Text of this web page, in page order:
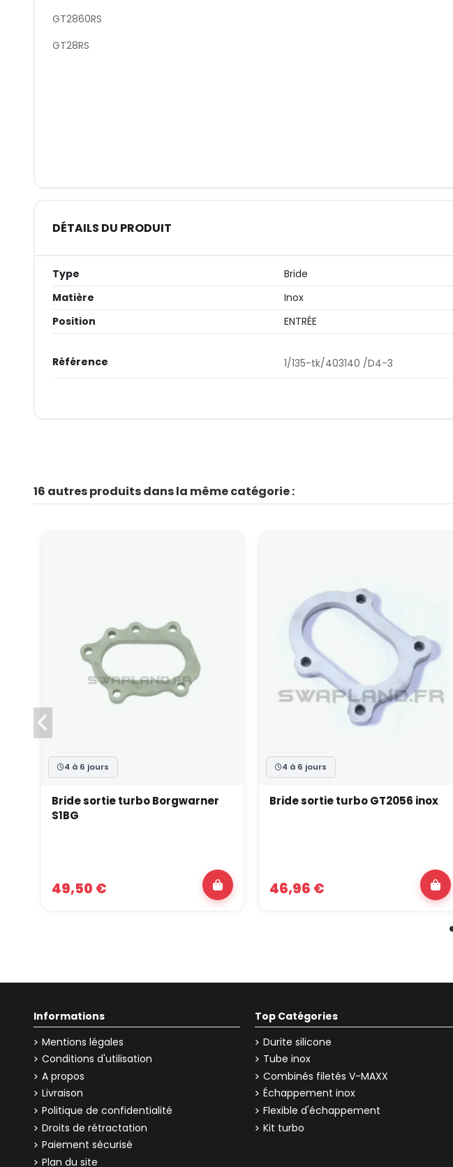
GT2860RS
GT28RS
DÉTAILS DU PRODUIT
Type
Bride
Matière
Inox
Position
ENTRÉE
Référence 1/135-tk/403140 /D4-3
16 autres produits dans la même catégorie :
4 à 6 jours
Bride sortie turbo Borgwarner
S1BG
49,50 €
4 à 6 jours
Bride sortie turbo GT2056 inox
46,96 €
Informations
Mentions légales
Conditions d'utilisation
A propos
Livraison
Politique de confidentialité
Droits de rétractation
Paiement sécurisé
Plan du site
Top Catégories
Durite silicone
Tube inox
Combinés filetés V-MAXX
Échappement inox
Flexible d'échappement
Kit turbo